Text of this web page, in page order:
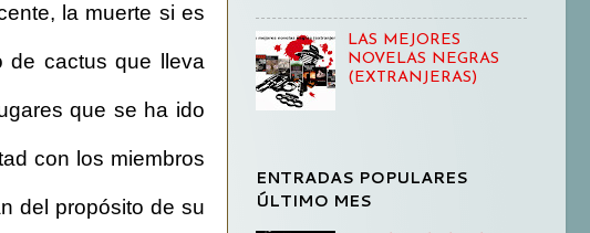
la muerte si es
de cactus que lleva
que se ha ido
con los miembros
del propósito de su
LAS MEJORES
NOVELAS NEGRAS
(EXTRANJERAS)
ENTRADAS POPULARES
ÚLTIMO MES